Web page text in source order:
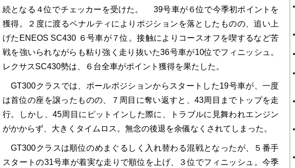
続となる４位でチェッカーを受けた。 39号車が６位で今季初ポイントを
獲得。２度に渡るペナルティによりポジションを落としたものの、追い上
げたENEOS SC430 ６号車が７位。接触によりコースオフを喫するなど苦
戦を強いられながらも粘り強く走り抜いた36号車が10位でフィニッシュ。
レクサスSC430勢は、６台全車がポイント獲得を果たした。
GT300クラスでは、ポールポジションからスタートした19号車が、一度
は首位の座を譲ったものの、７周目に奪い返すと、43周目までトップを走
行。しかし、45周目にピットインした際に、トラブルに見舞われエンジン
がかからず、大きくタイムロス。無念の後退を余儀なくされてしまった。
GT300クラスは順位のめまぐるしく入れ替わる混戦となったが、５番手
スタートの31号車が着実な走りで順位を上げ、３位でフィニッシュ。今季